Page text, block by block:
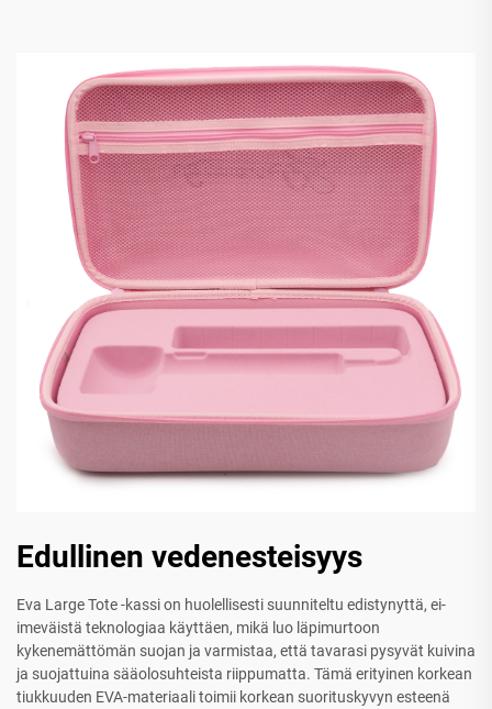
Edullinen vedenesteisyys
Eva Large Tote -kassi on huolellisesti suunniteltu edistynyttä, ei-
imeväistä teknologiaa käyttäen, mikä luo läpimurtoon
kykenemättömän suojan ja varmistaa, että tavarasi pysyvät kuivina
ja suojattuina sääolosuhteista riippumatta. Tämä erityinen korkean
tiukkuuden EVA-materiaali toimii korkean suorituskyvyn esteenä